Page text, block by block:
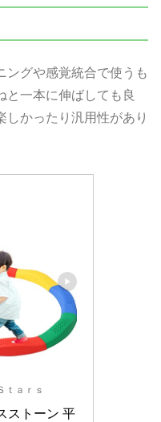
ングや感覚統合で使うも
と一本に伸ばしても良
しかったり汎用性があり
ａｒｓ
ストーン 平